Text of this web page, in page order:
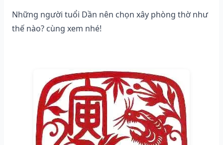
Những người tuổi Dần nên chọn xây phòng thờ như
thế nào? cùng xem nhé!